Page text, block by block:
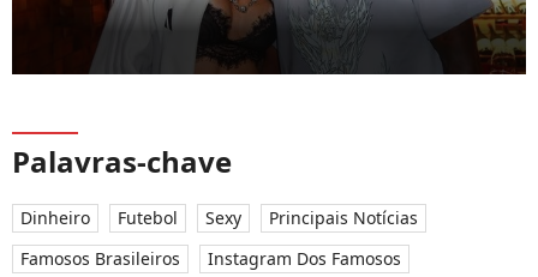
Palavras-chave
Dinheiro Futebol Sexy
Principais Notícias
Famosos Brasileiros
Instagram Dos Famosos